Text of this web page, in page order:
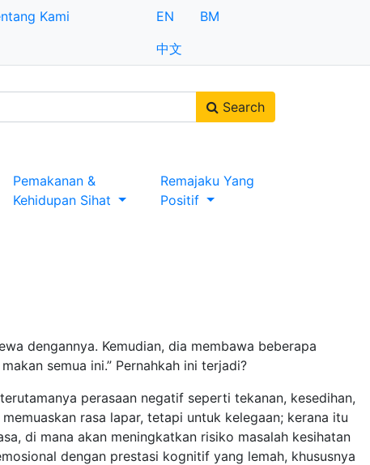
Kami
EN
BM
中文
Search
Pemakanan &
Kehidupan Sihat
Remajaku Yang
Positif
dengannya. Kemudian, dia membawa beberapa
semua ini.” Pernahkah ini terjadi?
perasaan negatif seperti tekanan, kesedihan,
rasa lapar, tetapi untuk kelegaan; kerana itu
di mana akan meningkatkan risiko masalah kesihatan
dengan prestasi kognitif yang lemah, khususnya